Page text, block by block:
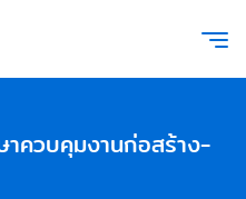
ควบคุมงานก่อสร้าง-